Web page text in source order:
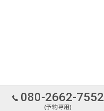
080-2662-7552
(予約専用)